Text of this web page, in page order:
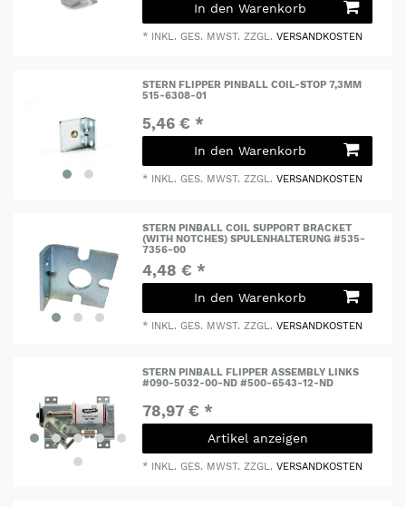
In den Warenkorb
* INKL. GES. MWST. ZZGL.VERSANDKOSTEN
STERN FLIPPER PINBALL COIL-STOP 7,3MM
515-6308-01
5,46 € *
In den Warenkorb
* INKL. GES. MWST. ZZGL.VERSANDKOSTEN
STERN PINBALL COIL SUPPORT BRACKET
(WITH NOTCHES) SPULENHALTERUNG #535-
7356-00
4,48 € *
In den Warenkorb
* INKL. GES. MWST. ZZGL.VERSANDKOSTEN
STERN PINBALL FLIPPER ASSEMBLY LINKS
#090-5032-00-ND #500-6543-12-ND
78,97 € *
Artikel anzeigen
* INKL. GES. MWST. ZZGL.VERSANDKOSTEN